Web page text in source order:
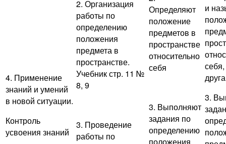
4. Применение
знаний и умений
в новой ситуации.
Контроль
усвоения знаний
2. Организация
работы по
определению
положения
предмета в
пространстве.
Учебник стр. 11 №
8, 9
3. Проведение
работы по
Определяют
положение
предметов в
пространстве
относительно
себя
3. Выполняют
задания по
определению
и
друга
3.